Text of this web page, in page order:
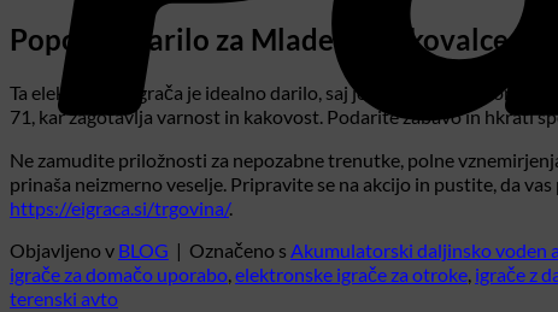
Popolno Darilo za Mlade Raziskovalce
Ta elektronska igrača je idealno darilo, saj je pakirana v
71, kar zagotavlja varnost in kakovost. Podarite zabavo in hkrati
Ne zamudite priložnosti za nepozabne trenutke, polne
prinaša neizmerno veselje. Pripravite se na akcijo in pustite, da
https://eigraca.si/trgovina/.
Objavljeno v BLOG | Označeno s Akumulatorski daljinsko voden
igrače za domačo uporabo,elektronske igrače za otroke, igrače z
terenski avto